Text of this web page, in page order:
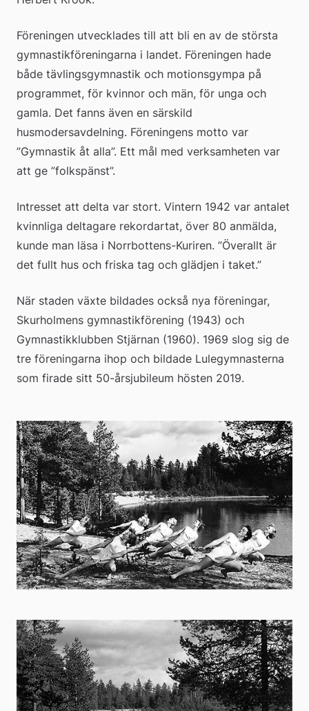
Föreningen utvecklades till att bli en av de största
gymnastikföreningarna i landet. Föreningen hade
både tävlingsgymnastik och motionsgympa på
programmet, för kvinnor och män, för unga och
gamla. Det fanns även en särskild
husmodersavdelning. Föreningens motto var
”Gymnastik åt alla”. Ett mål med verksamheten var
att ge ”folkspänst”.
Intresset att delta var stort. Vintern 1942 var antalet
kvinnliga deltagare rekordartat, över 80 anmälda,
kunde man läsa i Norrbottens-Kuriren. ”Överallt är
det fullt hus och friska tag och glädjen i taket.”
När staden växte bildades också nya föreningar,
Skurholmens gymnastikförening (1943) och
Gymnastikklubben Stjärnan (1960). 1969 slog sig de
tre föreningarna ihop och bildade Lulegymnasterna
som firade sitt 50-årsjubileum hösten 2019.